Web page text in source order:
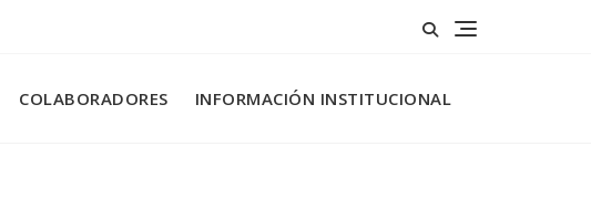
COLABORADORES INFORMACIÓN INSTITUCIONAL